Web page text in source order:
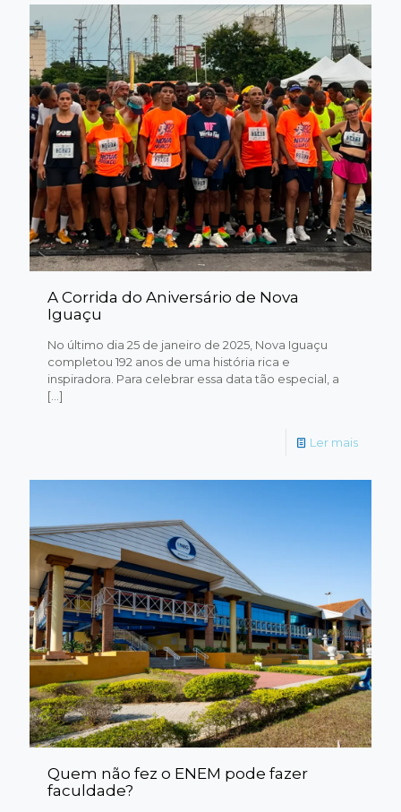
A Corrida do Aniversário de Nova
Iguaçu
No último dia 25 de janeiro de 2025, Nova Iguaçu
completou 192 anos de uma história rica e
inspiradora. Para celebrar essa data tão especial, a
[…]
Ler mais
Quem não fez o ENEM pode fazer
faculdade?